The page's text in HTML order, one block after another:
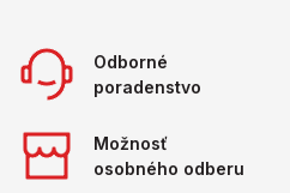
Odborné
poradenstvo
Možnosť
osobného odberu